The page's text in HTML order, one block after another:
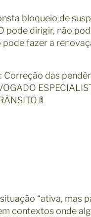
bloqueio de
pode dirigir, não
pode fazer a
Correção das
🚦
“ativa, mas
contextos onde